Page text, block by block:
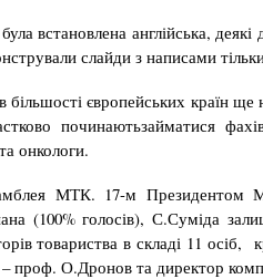
встановлена англійська, деякі
слайди з написами
європейських країн ще
починаютьзайматися
онкологи.
МТК. 17-м
(100% голосів), С.Суміда
товариства в складі 11 осіб,
– проф. О.Дронов та директор